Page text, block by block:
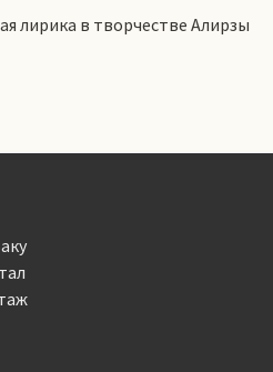
лирика в творчестве Алирзы